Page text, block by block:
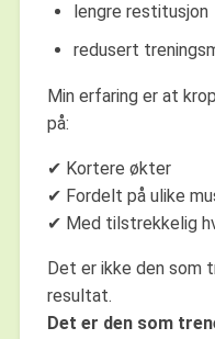
lengre restitusjon
redusert
Min erfaring er at
på:
✔ Kortere økter
✔ Fordelt på ulike
✔ Med tilstrekkelig
Det er ikke den som
resultat.
Det er den som